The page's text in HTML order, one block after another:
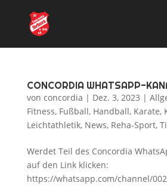
CONCORDIA WHATSAPP-
von concordia | Dez. 3, 2023 |
Fitness, Fußball, Handball, Karate,
Leichtathletik, News, Reha-Sport,
Werdet Teil des Concordia
auf den Link klicken:
https://whatsapp.com/channel/